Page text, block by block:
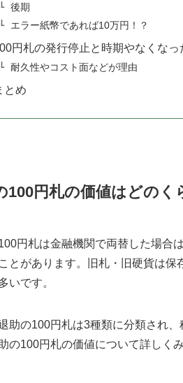
後期
エラー紙幣であれば10万円！？
円札の発行停止と時期やなくなっ
耐久性やコスト面などが理由
とめ
100円札の価値はどのく
円札は金融機関で両替した場合
とがあります。旧札・旧硬貨は
いです。
助の100円札は3種類に分類され
の100円札の価値について詳しく